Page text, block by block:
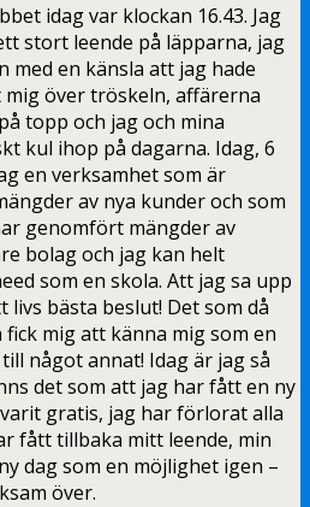
idag var klockan 16.43. Jag
stort leende på läpparna, jag
med en känsla att jag hade
mig över tröskeln, affärerna
topp och jag och mina
kul ihop på dagarna. Idag, 6
en verksamhet som är
av nya kunder och som
genomfört mängder av
bolag och jag kan helt
som en skola. Att jag sa upp
bästa beslut! Det som då
mig att känna mig som en
något annat! Idag är jag så
det som att jag har fått en ny
gratis, jag har förlorat alla
fått tillbaka mitt leende, min
dag som en möjlighet igen –
över.